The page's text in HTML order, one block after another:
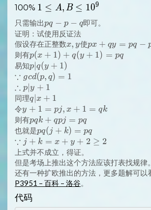
100% 1
\LEQ
A, B
\LEQ
10^9
1 ≤ A, B ≤ 109
只需输出pq
-
p
-
q
pq − p − q即可。
证明：试使用反证法
假设存在正整数x,
y
x, y使px
+
px + qy = pq −
则有p(x+1)+q(y+1)=pq
p(x + 1) + q(y + 1) = pq
易知p|q(y+1)
p q(y + 1)
\because
gcd(p,
q)=1
∵ gcd(p, q) = 1
\therefore
p|y+1
∴ p ∣y + 1
同理q|x+1
q∣ x + 1
令y+1=pj,
x+1=qk
y + 1 = pj, x + 1 = qk
则有pqk+qpj=pq
pqk + qpj = pq
也就是pq(j+k)=pq
pq( j + k) = pq
\because
j+k=x+y+2
\geq 2
∵ j + k = x + y + 2 ≥ 2
上式并不成立，得证。
但是考场上推出这个方法应该打表找规律。
还有一种扩欧推出的方法，更多题解可以
P3951 – 百科 – 洛谷。
代码